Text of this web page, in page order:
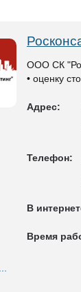
ООО СК
• оценку
Адрес:
Телефон:
В
Время